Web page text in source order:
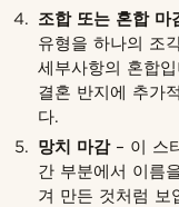
조합 또는 혼합 마
유형을 하나의 조
세부사항의 혼합
결혼 반지에 추가
다.
망치 마감– 이 스
간 부분에서 이름
겨 만든 것처럼 보